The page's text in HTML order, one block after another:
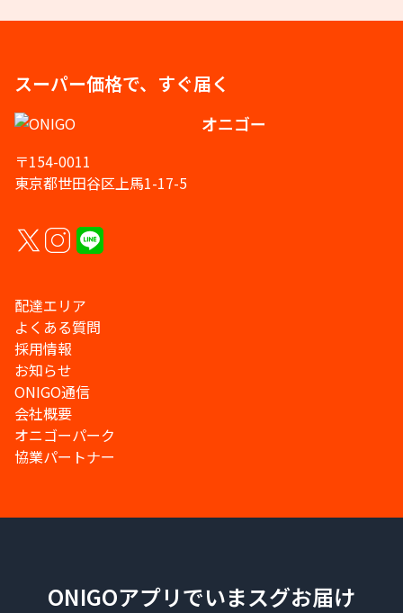
スーパー価格で、すぐ届く
オニゴー
〒154-0011
東京都世田谷区上馬1-17-5
配達エリア
よくある質問
採用情報
お知らせ
ONIGO通信
会社概要
オニゴーパーク
協業パートナー
ONIGOアプリでいまスグお届け